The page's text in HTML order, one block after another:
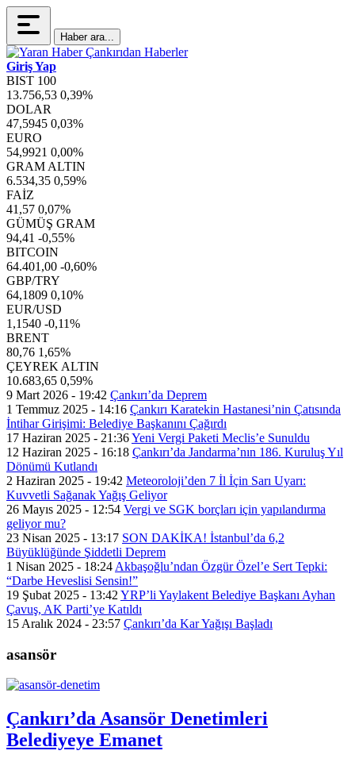
Haber ara...
Giriş Yap
BIST 100
13.756,53 0,39%
DOLAR
47,5945 0,03%
EURO
54,9921 0,00%
GRAM ALTIN
6.534,35 0,59%
FAİZ
41,57 0,07%
GÜMÜŞ GRAM
94,41 -0,55%
BITCOIN
64.401,00 -0,60%
GBP/TRY
64,1809 0,10%
EUR/USD
1,1540 -0,11%
BRENT
80,76 1,65%
ÇEYREK ALTIN
10.683,65 0,59%
9 Mart 2026 - 19:42 Çankırı’da Deprem
1 Temmuz 2025 - 14:16 Çankırı Karatekin Hastanesi’nin Çatısında
İntihar Girişimi: Belediye Başkanını Çağırdı
17 Haziran 2025 - 21:36Yeni Vergi Paketi Meclis’e Sunuldu
12 Haziran 2025 - 16:18 Çankırı’da Jandarma’nın 186. Kuruluş Yıl
Dönümü Kutlandı
2 Haziran 2025 - 19:42 Meteoroloji’den 7 İl İçin Sarı Uyarı:
Kuvvetli Sağanak Yağış Geliyor
26 Mayıs 2025 - 12:54 Vergi ve SGK borçları için yapılandırma
geliyor mu?
23 Nisan 2025 - 13:17 SON DAKİKA! İstanbul’da 6,2
Büyüklüğünde Şiddetli Deprem
1 Nisan 2025 - 18:24 Akbaşoğlu’ndan Özgür Özel’e Sert Tepki:
“Darbe Heveslisi Sensin!”
19 Şubat 2025 - 13:42 YRP’li Yaylakent Belediye Başkanı Ayhan
Çavuş, AK Parti’ye Katıldı
15 Aralık 2024 - 23:57 Çankırı’da Kar Yağışı Başladı
asansör
Çankırı’da Asansör Denetimleri
Belediyeye Emanet